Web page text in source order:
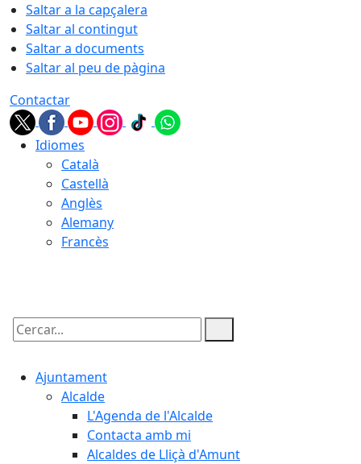
Saltar a la capçalera
Saltar al contingut
Saltar a documents
Saltar al peu de pàgina
Contactar
Idiomes
Català
Castellà
Anglès
Alemany
Francès
Cercar:
Ajuntament
Alcalde
L'Agenda de l'Alcalde
Contacta amb mi
Alcaldes de Lliçà d'Amunt